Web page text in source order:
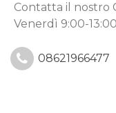
Contatta il nostro
Venerdì 9:00-
08621966477